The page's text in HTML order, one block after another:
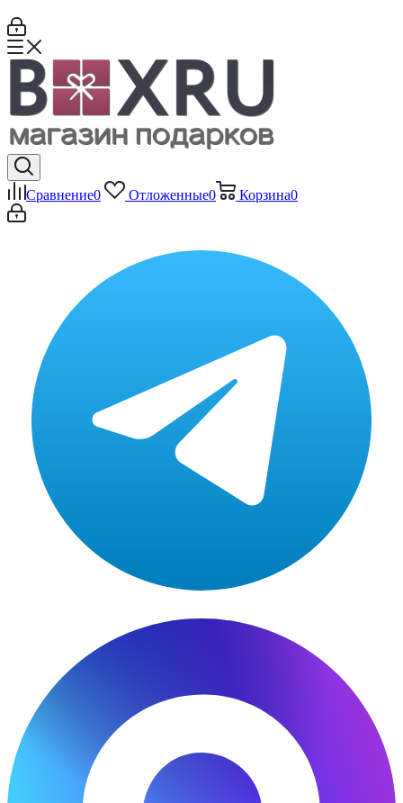
Сравнение0 Отложенные0 Корзина0